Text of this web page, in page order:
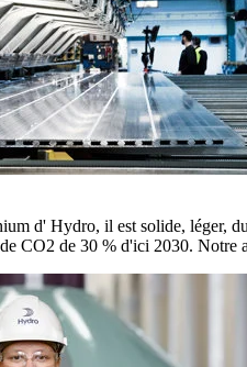
d' Hydro, il est solide, léger,
CO2 de 30 % d'ici 2030.